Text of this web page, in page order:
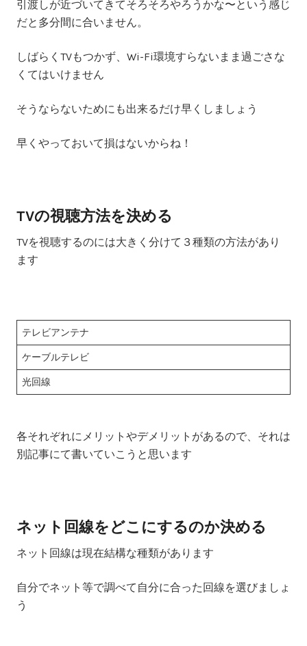
引渡しが近づいてきてそろそろやろうかな〜という感じ
だと多分間に合いません。
しばらくTVもつかず、Wi-Fi環境すらないまま過ごさな
くてはいけません
そうならないためにも出来るだけ早くしましょう
早くやっておいて損はないからね！
TVの視聴方法を決める
TVを視聴するのには大きく分けて３種類の方法があり
ます
テレビアンテナ
ケーブルテレビ
光回線
各それぞれにメリットやデメリットがあるので、それは
別記事にて書いていこうと思います
ネット回線をどこにするのか決める
ネット回線は現在結構な種類があります
自分でネット等で調べて自分に合った回線を選びましょ
う